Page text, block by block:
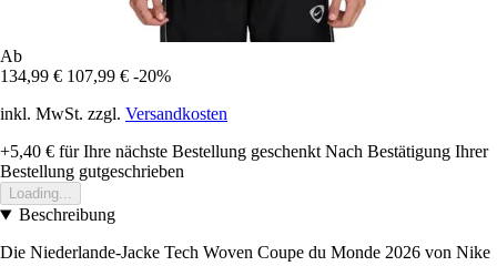
Ab
134,99 € 107,99 € -20%
inkl. MwSt. zzgl. Versandkosten
+5,40 € für Ihre nächste Bestellung geschenkt Nach Bestätigung Ihrer
Bestellung gutgeschrieben
Loading...
Beschreibung
Die Niederlande-Jacke Tech Woven Coupe du Monde 2026 von Nike